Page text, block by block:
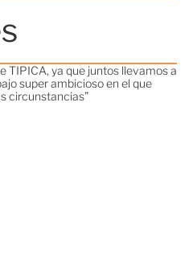
TIPICA, ya que juntos llevamos a
super ambicioso en el que
circunstancias”